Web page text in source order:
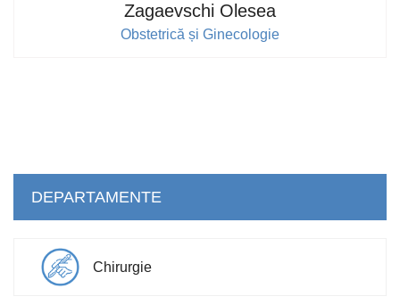
Zagaevschi Olesea
Obstetrică și Ginecologie
DEPARTAMENTE
Chirurgie